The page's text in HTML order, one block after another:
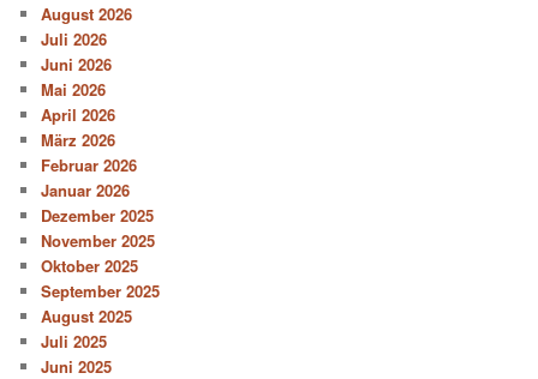
August 2026
Juli 2026
Juni 2026
Mai 2026
April 2026
März 2026
Februar 2026
Januar 2026
Dezember 2025
November 2025
Oktober 2025
September 2025
August 2025
Juli 2025
Juni 2025